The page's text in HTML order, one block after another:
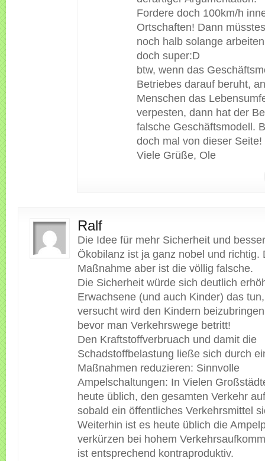
Fordere doch 100km/h
Ortschaften! Dann
noch halb solange
doch super:D
btw, wenn das
Betriebes darauf beruht,
Menschen das
verpesten, dann hat der
falsche Geschäftsmodell.
doch mal von dieser Seite!
Viele Grüße, Ole
Ralf
Die Idee für mehr Sicherheit und
Ökobilanz ist ja ganz nobel und richtig.
Maßnahme aber ist die völlig falsche.
Die Sicherheit würde sich deutlich
Erwachsene (und auch Kinder) das
versucht wird den Kindern
bevor man Verkehrswege betritt!
Den Kraftstoffverbruach und damit die
Schadstoffbelastung ließe sich durch
Maßnahmen reduzieren: Sinnvolle
Ampelschaltungen: In Vielen
heute üblich, den gesamten Verkehr
sobald ein öffentliches Verkehrsmittel
Weiterhin ist es heute üblich die
verkürzen bei hohem
ist entsprechend kontraproduktiv.